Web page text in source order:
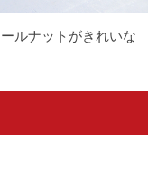
ルナットがきれいな